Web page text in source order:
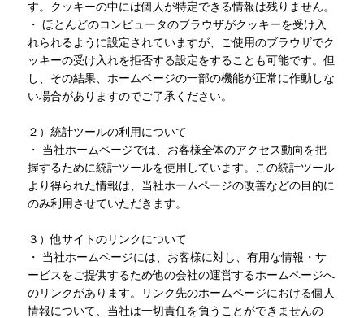
す。クッキーの中には個人が特定できる情報は残りません。
・ ほとんどのコンピュータのブラウザがクッキーを受け入
れられるように設定されていますが、ご使用のブラウザでク
ッキーの受け入れを拒否する設定をすることも可能です。但
し、その結果、ホームページの一部の機能が正常に作動しな
い場合がありますのでご了承ください。
２）統計ツールの利用について
・ 当社ホームページでは、お客様全体のアクセス動向を把
握するために統計ツールを使用しています。この統計ツール
より得られた情報は、当社ホームページの改善などの目的に
のみ利用させていただきます。
３）他サイトのリンクについて
・ 当社ホームページには、お客様に対し、有用な情報・サ
ービスをご提供するため他の会社の運営するホームページへ
のリンクがあります。リンク先のホームページにおける個人
情報について、当社は一切責任を負うことができませんの